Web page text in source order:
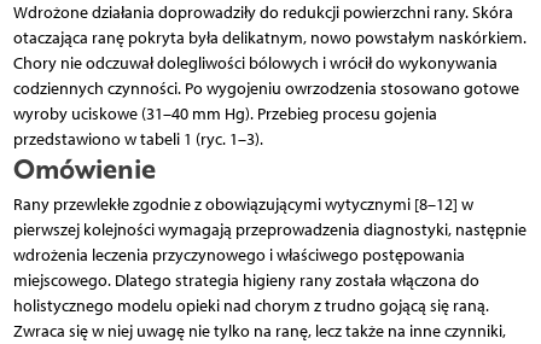
Wdrożone działania doprowadziły do redukcji powierzchni rany. Skóra
otaczająca ranę pokryta była delikatnym, nowo powstałym naskórkiem.
Chory nie odczuwał dolegliwości bólowych i wrócił do wykonywania
codziennych czynności. Po wygojeniu owrzodzenia stosowano gotowe
wyroby uciskowe (31–40 mm Hg). Przebieg procesu gojenia
przedstawiono w tabeli 1 (ryc. 1–3).
Omówienie
Rany przewlekłe zgodnie z obowiązującymi wytycznymi [8–12] w
pierwszej kolejności wymagają przeprowadzenia diagnostyki, następnie
wdrożenia leczenia przyczynowego i właściwego postępowania
miejscowego. Dlatego strategia higieny rany została włączona do
holistycznego modelu opieki nad chorym z trudno gojącą się raną.
Zwraca się w niej uwagę nie tylko na ranę, lecz także na inne czynniki,